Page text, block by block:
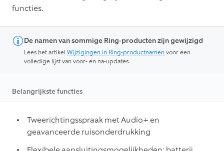
functies.
De namen van sommige Ring-producten zijn gewijzigd
Lees het artikel Wijzigingen in Ring-productnamen voor een
volledige lijst van voor- en na-updates.
Belangrijkste functies
Tweerichtingsspraak met Audio+ en
geavanceerde ruisonderdrukking